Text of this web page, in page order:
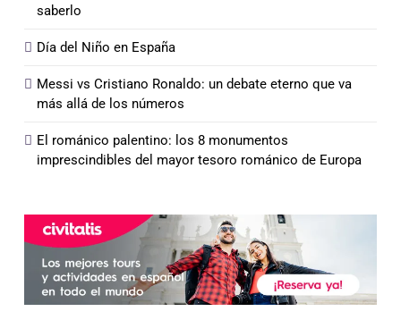
saberlo
Día del Niño en España
Messi vs Cristiano Ronaldo: un debate eterno que va
más allá de los números
El románico palentino: los 8 monumentos
imprescindibles del mayor tesoro románico de Europa